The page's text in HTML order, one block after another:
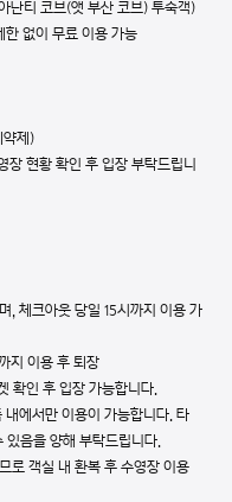
난티 코브(앳 부산 코브) 투숙객)
없이 무료 이용 가능
약제)
현황 확인 후 입장 부탁드립니
, 체크아웃 당일 15시까지 이용 가
지 이용 후 퇴장
확인 후 입장 가능합니다.
에서만 이용이 가능합니다. 타
있음을 양해 부탁드립니다.
로 객실 내 환복 후 수영장 이용